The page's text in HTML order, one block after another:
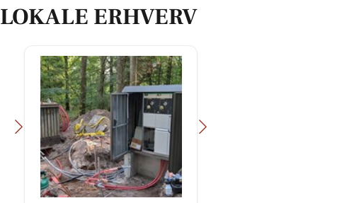
LOKALE ERHVERV